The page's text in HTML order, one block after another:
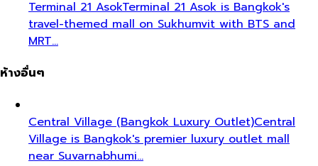
Terminal 21 AsokTerminal 21 Asok is Bangkok's
travel-themed mall on Sukhumvit with BTS and
MRT…
ห้างอื่นๆ
Central Village (Bangkok Luxury Outlet)Central
Village is Bangkok's premier luxury outlet mall
near Suvarnabhumi…